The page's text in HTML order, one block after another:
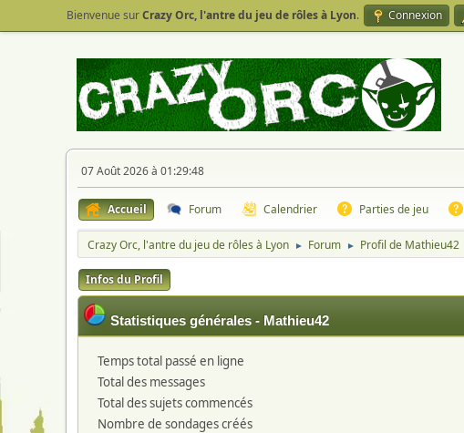
Bienvenue surCrazy Orc, l'antre du jeu de rôles à Lyon. Connexion
07 Août 2026 à 01:29:48
Accueil Forum Calendrier Parties de jeu
Crazy Orc, l'antre du jeu de rôles à Lyon ► Forum ► Profil de Mathieu42
Infos du Profil
Statistiques générales - Mathieu42
Temps total passé en ligne
Total des messages
Total des sujets commencés
Nombre de sondages créés